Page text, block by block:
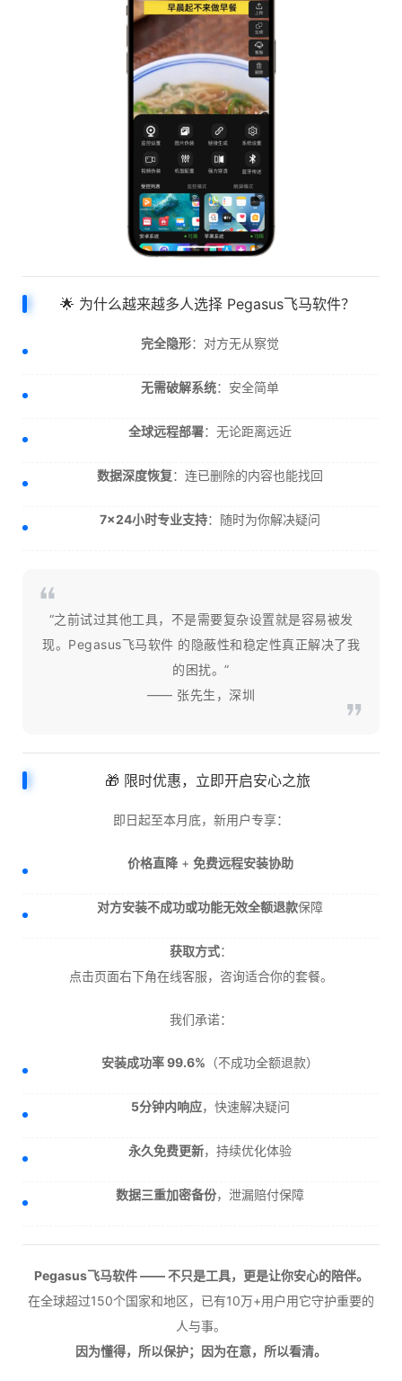
🌟 为什么越来越多人选择 Pegasus飞马软件？
完全隐形：对方无从察觉
无需破解系统：安全简单
全球远程部署：无论距离远近
数据深度恢复：连已删除的内容也能找回
7×24小时专业支持：随时为你解决疑问
“之前试过其他工具，不是需要复杂设置就是容易被发
现。Pegasus飞马软件 的隐蔽性和稳定性真正解决了我
的困扰。”
—— 张先生，深圳
🎁 限时优惠，立即开启安心之旅
即日起至本月底，新用户专享：
价格直降+ 免费远程安装协助
对方安装不成功或功能无效全额退款保障
获取方式：
点击页面右下角在线客服，咨询适合你的套餐。
我们承诺：
安装成功率 99.6% （不成功全额退款）
5分钟内响应，快速解决疑问
永久免费更新，持续优化体验
数据三重加密备份，泄漏赔付保障
Pegasus飞马软件 —— 不只是工具，更是让你安心的陪伴。
在全球超过150个国家和地区，已有10万+用户用它守护重要的
人与事。
因为懂得，所以保护；因为在意，所以看清。